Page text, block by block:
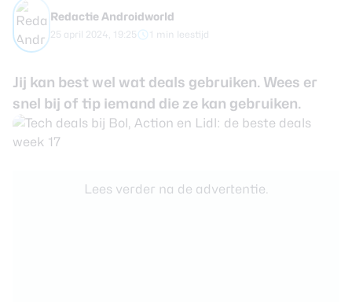
Redactie Androidworld
25 april 2024, 19:25 1 min leestijd
Jij kan best wel wat deals gebruiken. Wees er
snel bij of tip iemand die ze kan gebruiken.
Lees verder na de advertentie.